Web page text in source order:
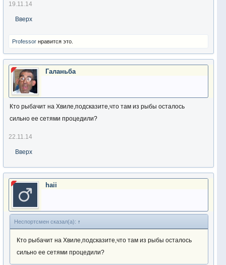
19.11.14
Вверх
Professor нравится это.
Галаньба
Кто рыбачит на Хвиле,подсказите,что там из рыбы осталось
сильно ее сетями процедили?
22.11.14
Вверх
haii
Неспортсмен сказал(а): ↑
Кто рыбачит на Хвиле,подсказите,что там из рыбы осталось
сильно ее сетями процедили?